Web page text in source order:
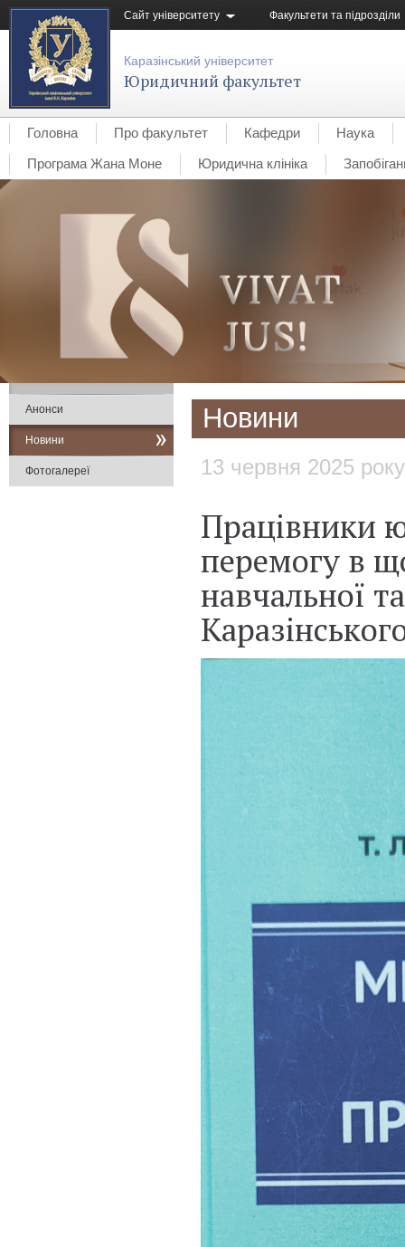
Сайт університету Факультети та підрозділи
Каразінський університет
Юридичний факультет
Головна Про факультет Кафедри
Наука
Програма Жана Моне
Юридична клініка
Новини
13 червня 2025 року
Працівники
перемогу в
навчальної
Анонси
Новини
Фотогалереї